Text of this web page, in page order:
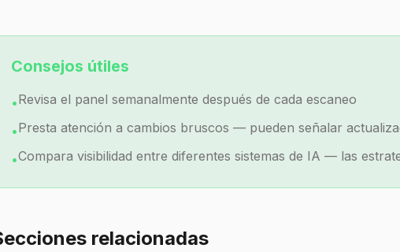
Consejos útiles
•Revisa el panel semanalmente después de cada escaneo
•Presta atención a cambios bruscos — pueden señalar
•Compara visibilidad entre diferentes sistemas de IA — las
relacionadas